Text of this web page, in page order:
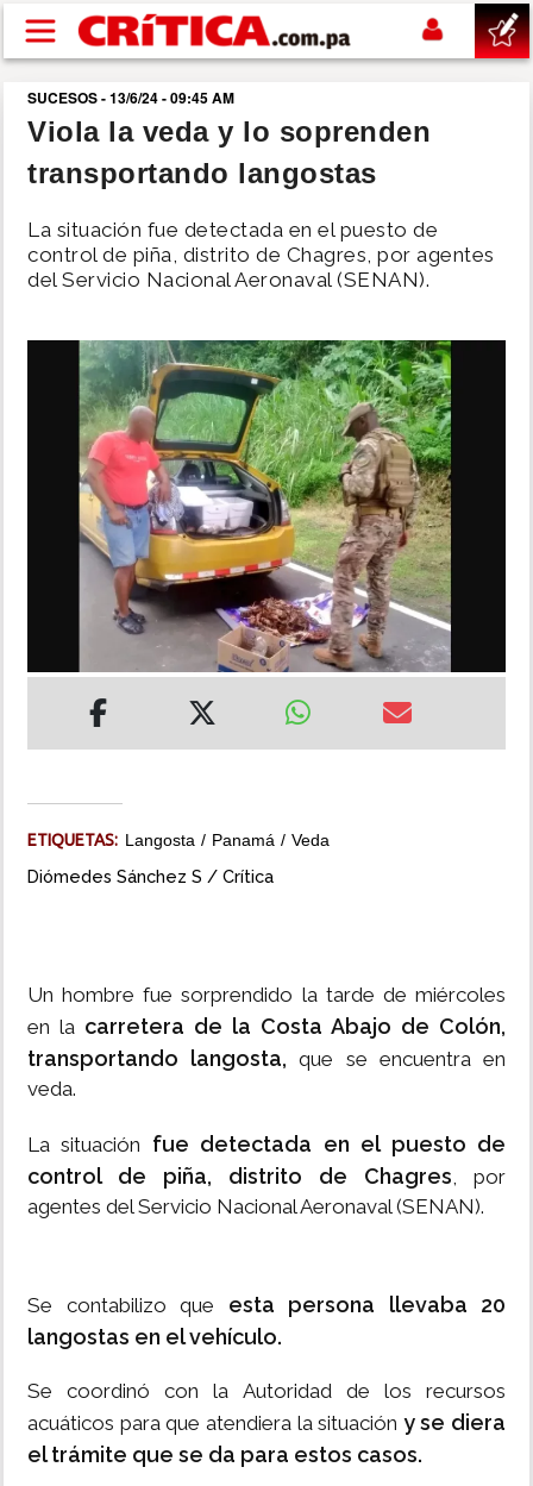
Pasar al contenido principal
buscar
SUCESOS
NACIONAL
DEPORTES
IMPRESO
SUCESOS - 13/6/24 - 09:45 AM
Viola la veda y lo soprenden
transportando langostas
La situación fue detectada en el puesto de
control de piña, distrito de Chagres, por agentes
del Servicio Nacional Aeronaval (SENAN).
ETIQUETAS: Langosta Panamá Veda
Diómedes Sánchez S / Crítica
Un hombre fue sorprendido la tarde de miércoles
en la carretera de la Costa Abajo de Colón,
transportando langosta,que se encuentra en
veda.
La situación fue detectada en el puesto de
control de piña, distrito de Chagres, por
agentes del Servicio Nacional Aeronaval (SENAN).
Se contabilizo que esta persona llevaba 20
langostas en el vehículo.
Se coordinó con la Autoridad de los recursos
acuáticos para que atendiera la situación y se diera
el trámite que se da para estos casos.